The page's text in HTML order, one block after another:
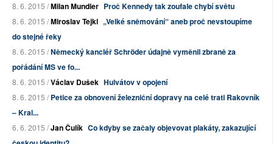
8. 6. 2015 /Milan Mundier Proč Kennedy tak zoufale chybí světu
8. 6. 2015 /Miroslav Tejkl „Velké sněmování“ aneb proč nevstoupíme
do stejné řeky
8. 6. 2015 /Německý kancléř Schröder údajně vyměnil zbraně za
pořádání MS ve fo...
8. 6. 2015 /Václav Dušek Hulvátov v opojení
8. 6. 2015 /Petice za obnovení železniční dopravy na celé trati Rakovník
– Kral...
6. 6. 2015 /Jan Čulík Co kdyby se začaly objevovat plakáty, zakazující